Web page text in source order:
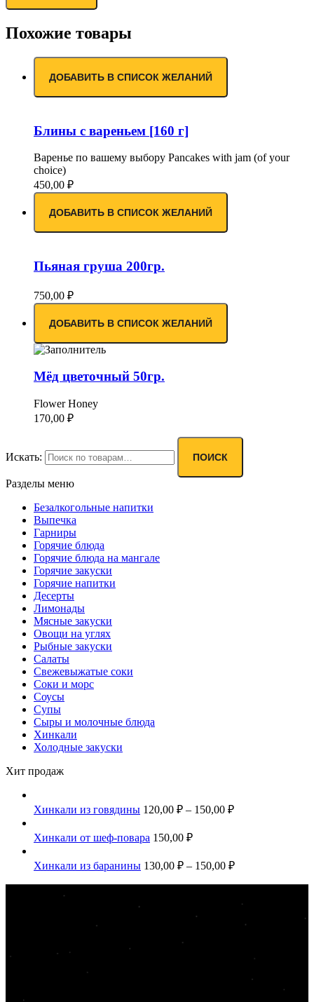
Похожие товары
ДОБАВИТЬ В СПИСОК ЖЕЛАНИЙ
Блины с вареньем [160 г]
Варенье по вашему выбору Pancakes with jam (of your
choice)
450,00 ₽
ДОБАВИТЬ В СПИСОК ЖЕЛАНИЙ
Пьяная груша 200гр.
750,00 ₽
ДОБАВИТЬ В СПИСОК ЖЕЛАНИЙ
Мёд цветочный 50гр.
Flower Honey
170,00 ₽
Искать: ПОИСК
Разделы меню
Безалкогольные напитки
Выпечка
Гарниры
Горячие блюда
Горячие блюда на мангале
Горячие закуски
Горячие напитки
Десерты
Лимонады
Мясные закуски
Овощи на углях
Рыбные закуски
Салаты
Свежевыжатые соки
Соки и морс
Соусы
Супы
Сыры и молочные блюда
Хинкали
Холодные закуски
Хит продаж
Хинкали из говядины 120,00 ₽ – 150,00 ₽
Хинкали от шеф-повара 150,00 ₽
Хинкали из баранины 130,00 ₽ – 150,00 ₽